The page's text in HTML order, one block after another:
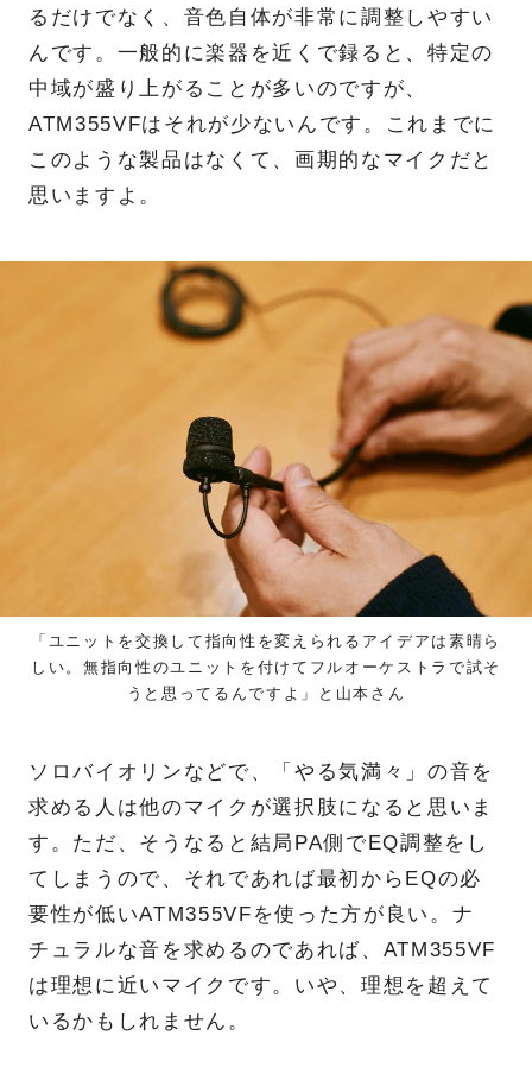
るだけでなく、音色自体が非常に調整しやすい
んです。一般的に楽器を近くで録ると、特定の
中域が盛り上がることが多いのですが、
ATM355VFはそれが少ないんです。これまでに
このような製品はなくて、画期的なマイクだと
思いますよ。
「ユニットを交換して指向性を変えられるアイデアは素晴ら
しい。無指向性のユニットを付けてフルオーケストラで試そ
うと思ってるんですよ」と山本さん
ソロバイオリンなどで、「やる気満々」の音を
求める人は他のマイクが選択肢になると思いま
す。ただ、そうなると結局PA側でEQ調整をし
てしまうので、それであれば最初からEQの必
要性が低いATM355VFを使った方が良い。ナ
チュラルな音を求めるのであれば、ATM355VF
は理想に近いマイクです。いや、理想を超えて
いるかもしれません。